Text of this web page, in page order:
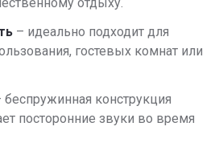
– идеально подходит для
гостевых комнат или
беспружинная конструкция
посторонние звуки во время